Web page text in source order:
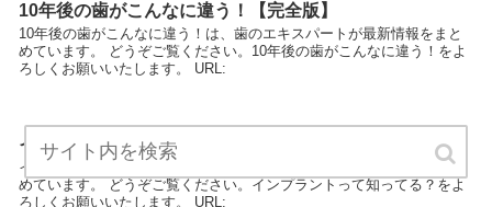
10年後の歯がこんなに違う！【完全版】
10年後の歯がこんなに違う！は、歯のエキスパートが最新情報をまと
めています。 どうぞご覧ください。10年後の歯がこんなに違う！をよ
ろしくお願いいたします。 URL:
インプラントって知ってる？【完全版】
インプラントって知ってる？は、歯のエキスパートが最新情報をまと
めています。 どうぞご覧ください。インプラントって知ってる？をよ
ろしくお願いいたします。 URL: